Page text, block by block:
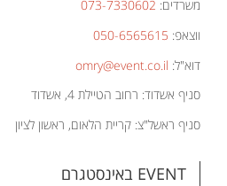
משרדים: 073-7330602
ווצאפ: 050-6565615
דוא"ל: omry@event.co.il
סניף אשדוד: רחוב הטיילת 4, אשדוד
סניף ראשל"צ: קריית הלאום, ראשון לציון
EVENT באינסטגרם